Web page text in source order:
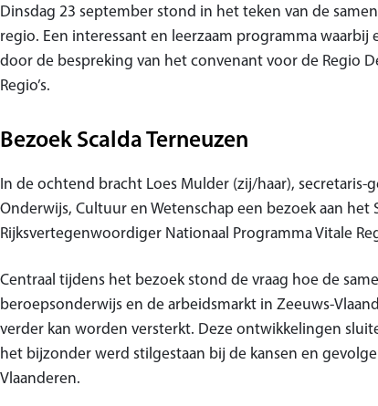
Dinsdag 23 september stond in het teken van de
regio. Een interessant en leerzaam programma
door de bespreking van het convenant voor de Regio
Regio’s.
Bezoek Scalda Terneuzen
In de ochtend bracht Loes Mulder (zij/haar), secretaris-
Onderwijs, Cultuur en Wetenschap een bezoek aan het
Rijksvertegenwoordiger Nationaal Programma Vitale
Centraal tijdens het bezoek stond de vraag hoe de
beroepsonderwijs en de arbeidsmarkt in Zeeuws-
verder kan worden versterkt. Deze ontwikkelingen
het bijzonder werd stilgestaan bij de kansen en
Vlaanderen.